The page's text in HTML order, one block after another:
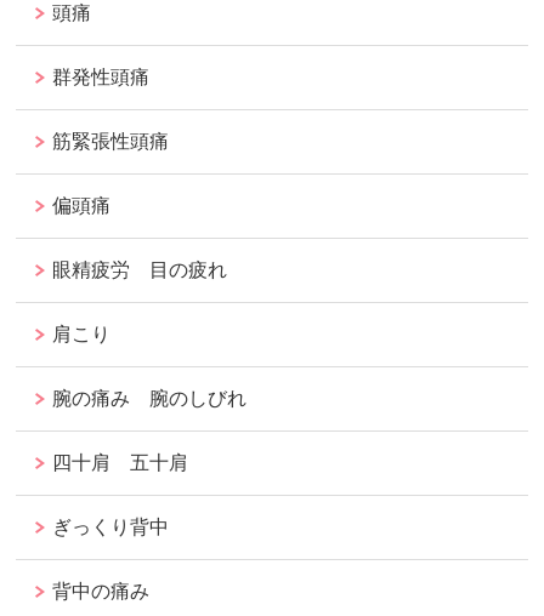
頭痛
群発性頭痛
筋緊張性頭痛
偏頭痛
眼精疲労 目の疲れ
肩こり
腕の痛み 腕のしびれ
四十肩 五十肩
ぎっくり背中
背中の痛み